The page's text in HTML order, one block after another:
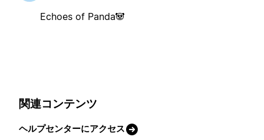
Echoes of Panda🐼
関連コンテンツ
ヘルプセンターにアクセス